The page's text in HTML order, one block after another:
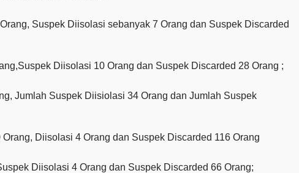
Suspek Diisolasi sebanyak 7 Orang dan Suspek Discarded
Diisolasi 10 Orang dan Suspek Discarded 28 Orang ;
Jumlah Suspek Diisiolasi 34 Orang dan Jumlah Suspek
Diisolasi 4 Orang dan Suspek Discarded 116 Orang
Diisolasi 4 Orang dan Suspek Discarded 66 Orang;